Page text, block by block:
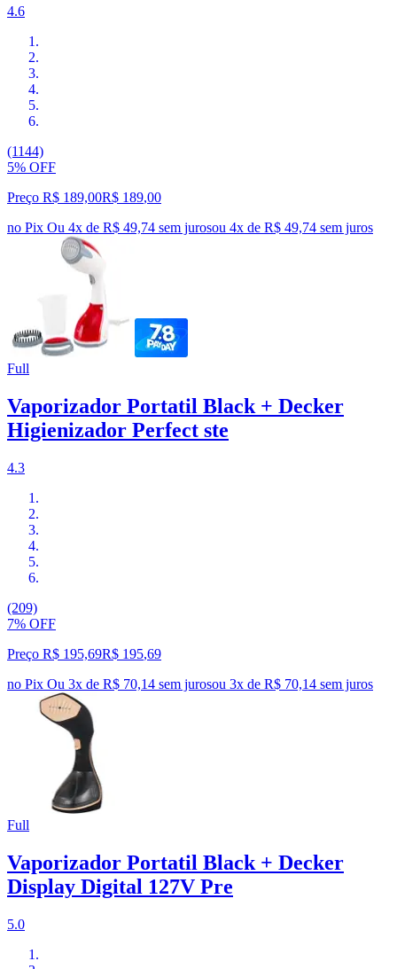
4.6
(1144)
5% OFF
Preço R$ 189,00R$ 189,00
no Pix Ou 4x de R$ 49,74 sem jurosou 4x de R$ 49,74 sem juros
Full
Vaporizador Portatil Black + Decker
Higienizador Perfect ste
4.3
(209)
7% OFF
Preço R$ 195,69R$ 195,69
no Pix Ou 3x de R$ 70,14 sem jurosou 3x de R$ 70,14 sem juros
Full
Vaporizador Portatil Black + Decker
Display Digital 127V Pre
5.0